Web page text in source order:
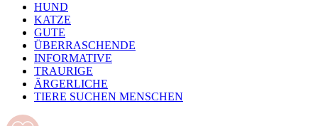
HUND
KATZE
GUTE
ÜBERRASCHENDE
INFORMATIVE
TRAURIGE
ÄRGERLICHE
TIERE SUCHEN MENSCHEN